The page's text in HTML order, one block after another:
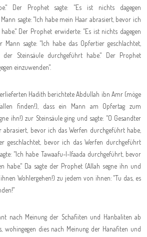
Der Prophet sagte: "Es ist nichts dagegen
sagte: "Ich habe mein Haar abrasiert, bevor ich
Der Prophet erwiderte: "Es ist nichts dagegen
Mann sagte: "Ich habe das Opfertier geschlachtet,
Steinsäule durchgeführt habe." Der Prophet
einzuwenden."
Hadith berichtete Abdullah ibn Amr (möge
finden!), dass ein Mann am Opfertag zum
ihn!) zur Steinsäule ging und sagte: "O Gesandter
abrasiert, bevor ich das Werfen durchgeführt habe,
geschlachtet, bevor ich das Werfen durchgeführt
"Ich habe Tawaafu-l-Ifaada durchgeführt, bevor
habe." Da sagte der Prophet (Allah segne ihn und
Wohlergehen!) zu jedem von ihnen: "Tu das, es
nach Meinung der Schafiiten und Hanbaliten ab
wohingegen dies nach Meinung der Hanafiten und